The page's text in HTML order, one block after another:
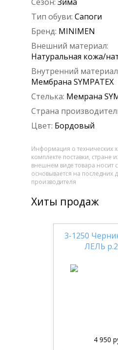
Сезон: Зима
Тип обуви: Сапоги
Бренд: MINIMEN
Внешний материал:
Натуральная кожа/
Внутренний
Мембрана SYMPATEX
Стелька: Мемрана
Страна
Цвет: Бордовый
Информация о технических
комплекте поставки, стране
внешнем виде товара носит
основывается на последних
производителя
Хиты продаж
3-1250
ЛЕЛЬ
4 950